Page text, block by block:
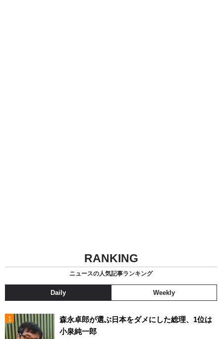
RANKING
ニュースの人気記事ランキング
Daily Weekly
森永卓郎が選ぶ日本をダメにした総理、1位は
小泉純一郎